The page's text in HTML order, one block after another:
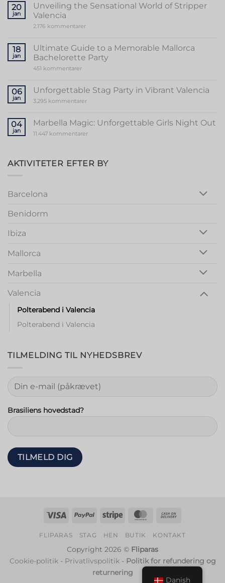
20
jan
Unveiling the Sensational World of Stripper
Valencia
2.176 kommentarertil
Sensational
World
of
18
jan
Ultimate Guide to a Memorable Mallorca
Bachelorette Party
451 kommentarertil
to
a
Memorable
Party
06
jan
Unforgettable Stag Party in Vibrant Valencia
3.295 kommentarertil
Party
in
Vibrant
04
jan
Marbella Magic: Unforgettable Girls Night Out
11.447 kommentarertil
Girls
Night
AKTIVITETER EFTER BY
Barcelona
Benidorm
Ibiza
Mallorca
Marbella
Valencia
Polterabend i Valencia
Polterabend i Valencia
TILMELDING TIL NYHEDSBREV
Brasiliens hovedstad?
Visum PayPal Stribe MasterCard
levering
FLIPARAS STAG HEN BUTIK KONTAKT
Copyright 2026 © Fliparas
Cookie-politik- Privatlivspolitik- Politik for refundering og
returnering
Danish